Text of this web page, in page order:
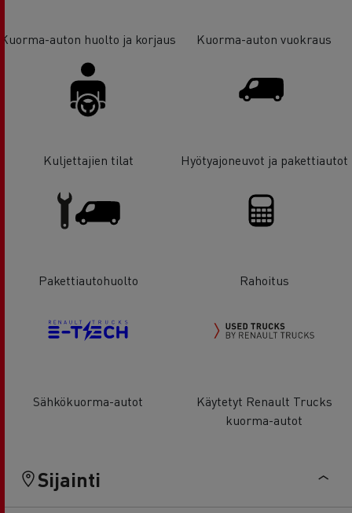
Kuorma-auton huolto ja korjaus Kuorma-auton vuokraus
Kuljettajien tilat Hyötyajoneuvot ja pakettiautot
Pakettiautohuolto Rahoitus
Sähkökuorma-autot
Käytetyt Renault Trucks
kuorma-autot
Sijainti